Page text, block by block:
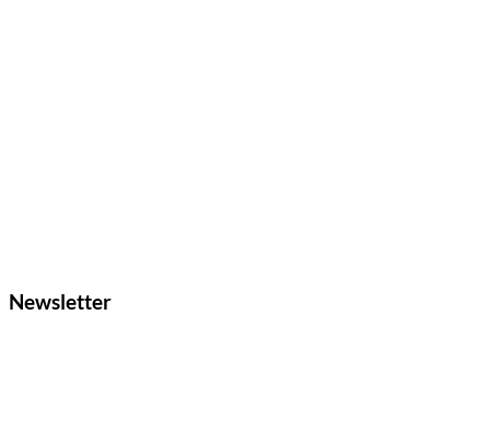
Newsletter